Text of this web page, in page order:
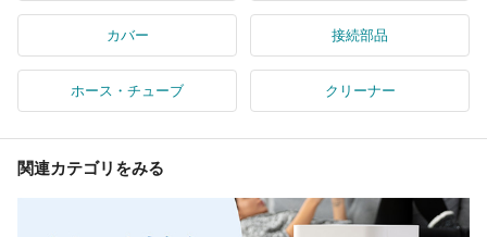
カバー 接続部品
ホース・チューブ クリーナー
関連カテゴリをみる